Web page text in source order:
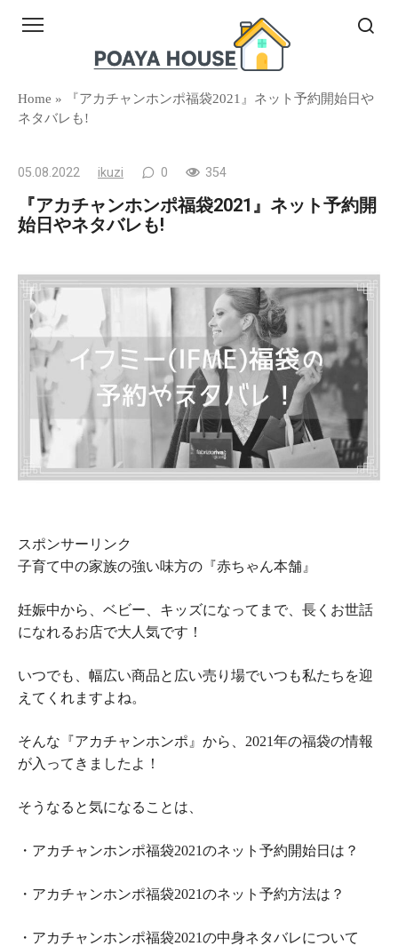
Home »
『アカチャンホンポ福袋2021』ネット予約開始日や
ネタバレも!
05.08.2022 ikuzi 0 354
『アカチャンホンポ福袋2021』ネット予約開
始日やネタバレも!
スポンサーリンク
子育て中の家族の強い味方の『赤ちゃん本舗』
妊娠中から、ベビー、キッズになってまで、長くお世話
になれるお店で大人気です！
いつでも、幅広い商品と広い売り場でいつも私たちを迎
えてくれますよね。
そんな『アカチャンホンポ』から、2021年の福袋の情報
が入ってきましたよ！
そうなると気になることは、
・アカチャンホンポ福袋2021のネット予約開始日は？
・アカチャンホンポ福袋2021のネット予約方法は？
・アカチャンホンポ福袋2021の中身ネタバレについて